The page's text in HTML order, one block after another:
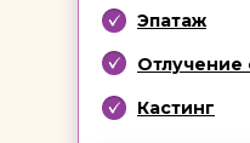
Эпатаж
Отлучение
Кастинг